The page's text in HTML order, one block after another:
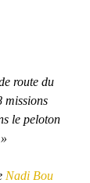
route du
missions
le peloton
Nadi Bou